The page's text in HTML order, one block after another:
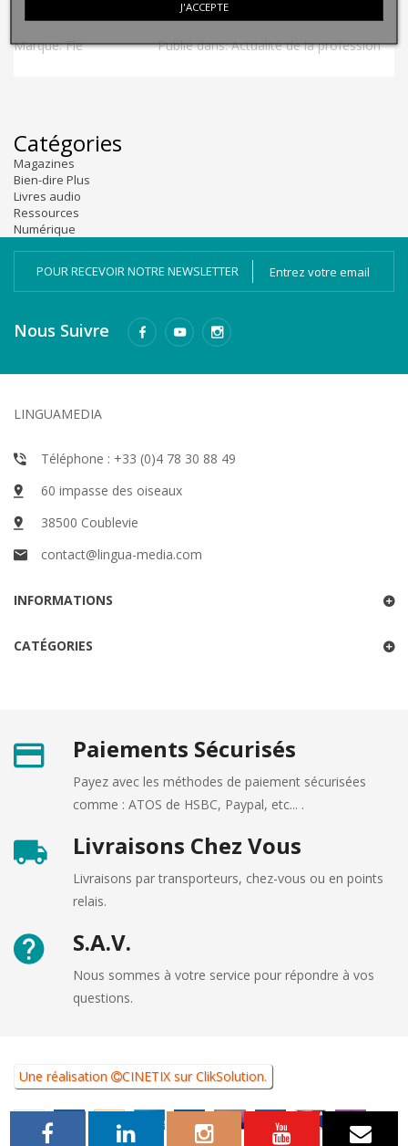
Marque:Fle Publié dans:Actualité de la profession
J'ACCEPTE
Catégories
Magazines
Bien-dire Plus
Livres audio
Ressources
Numérique
POUR RECEVOIR NOTRE NEWSLETTER
Nous Suivre
LINGUAMEDIA
Téléphone : +33 (0)4 78 30 88 49
60 impasse des oiseaux
38500 Coublevie
contact@lingua-media.com
INFORMATIONS
CATÉGORIES
Paiements Sécurisés
Payez avec les méthodes de paiement sécurisées
comme : ATOS de HSBC, Paypal, etc... .
Livraisons Chez Vous
Livraisons par transporteurs, chez-vous ou en points
relais.
S.A.V.
Nous sommes à votre service pour répondre à vos
questions.
Une réalisation CINETIX surClikSolution.